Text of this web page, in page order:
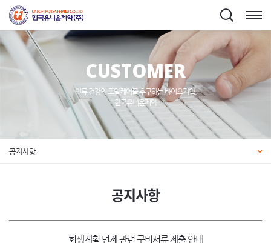
CUSTOMER
인류 건강의 토탈케어를 추구하는 바이오기업,
한국유니온제약
공지사항
공지사항
회생계획 변제 관련 구비서류 제출 안내